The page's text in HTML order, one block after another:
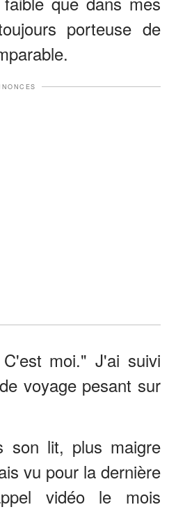
porteuse de
moi." J'ai suivi
voyage pesant sur
son lit, plus maigre
vu pour la dernière
vidéo le mois